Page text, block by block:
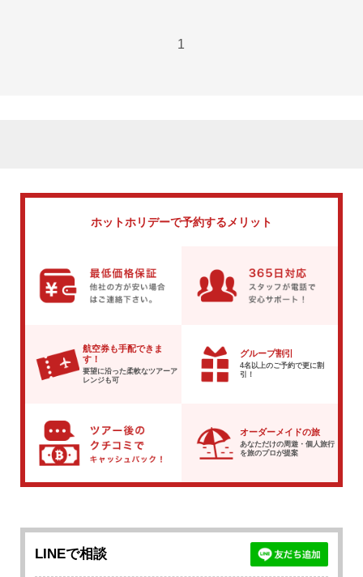
1
ホットホリデーで予約するメリット
航空券も手配できま
す！
要望に沿った柔軟なツアーア
レンジも可
グループ割引
4名以上のご予約で更に割
引！
オーダーメイドの旅
あなただけの周遊・個人旅行
を旅のプロが提案
LINEで相談